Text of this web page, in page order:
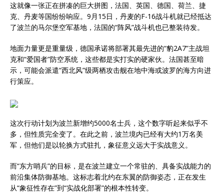
这就像一张正在拼凑的巨大拼图，法国、英国、德国、荷兰、捷
克、丹麦等国纷纷响应。9月15日，丹麦的F-16战斗机就已经抵达
了波兰的马尔堡空军基地，法国的“阵风”战斗机也已整装待发。
地面力量更是重量级，德国承诺将部署其最先进的“豹2A7”主战坦
克和“爱国者”防空系统，这些都是实打实的硬家伙。法国甚至暗
示，可能会派遣“西北风”级两栖攻击舰在地中海或波罗的海方向进
行策应。
这次行动计划为波兰新增约5000名士兵，这个数字听起来似乎不
多，但性质完全变了。在此之前，波兰境内已经有大约1万名美
军，但他们是以轮换方式驻扎，象征意义远大于实战意义。
而“东方哨兵”的目标，是在波兰建立一个常驻的、具备实战能力的
前沿集体防御基地。这标志着北约在东翼的防御姿态，正在发生
从“象征性存在”到“实战化部署”的根本性转变。